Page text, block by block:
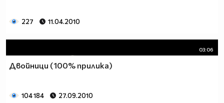
227 11.04.2010
03:06
Двойници (100% прилика)
104 184 27.09.2010